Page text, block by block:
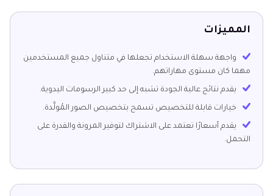
المميزات
واجهة سهلة الاستخدام تجعلها في متناول جميع المستخدمين
مهما كان مستوى مهاراتهم.
يقدم نتائج عالية الجودة تشبه إلى حد كبير الرسومات اليدوية.
خيارات قابلة للتخصيص تسمح بتخصيص الصور المُولَّدة.
يقدم أسعارًا تعتمد على الاشتراك لتوفير المرونة والقدرة على
التحمل.